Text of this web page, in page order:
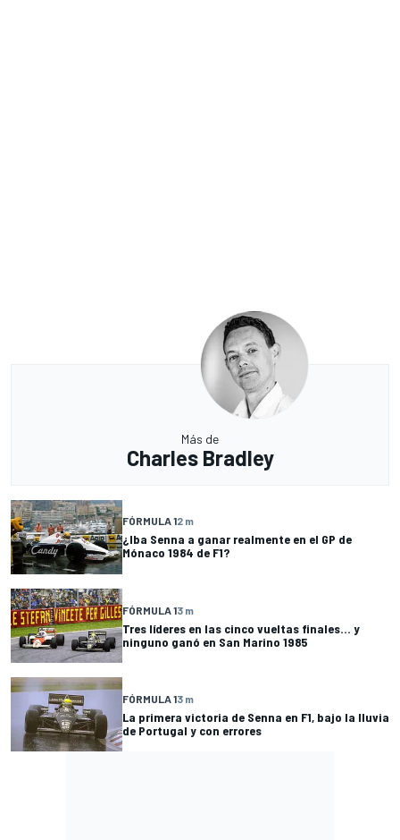
Más de
Charles Bradley
FÓRMULA 12 m
¿Iba Senna a ganar realmente en el GP de
Mónaco 1984 de F1?
FÓRMULA 13 m
Tres líderes en las cinco vueltas finales... y
ninguno ganó en San Marino 1985
FÓRMULA 13 m
La primera victoria de Senna en F1, bajo la lluvia
de Portugal y con errores